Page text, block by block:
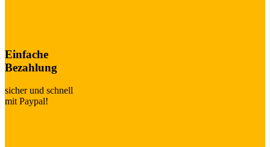
Einfache
Bezahlung
sicher und schnell
mit Paypal!